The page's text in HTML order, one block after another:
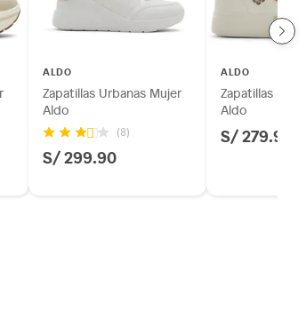
ALDO
Zapatillas Urbanas Mujer
Aldo
(8)
S/ 299.90
ALDO
Zapatillas
Aldo
S/ 279.90